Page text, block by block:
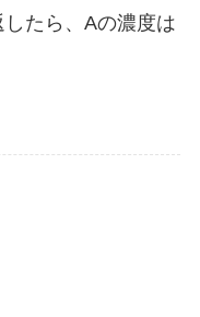
たら、Aの濃度は